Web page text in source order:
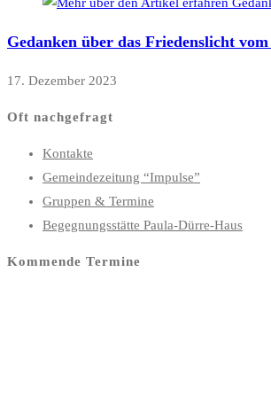
Gedanken über das Friedenslicht
17. Dezember 2023
Oft nachgefragt
Kontakte
Gemeindezeitung “Impulse”
Gruppen & Termine
Begegnungsstätte Paula-Dürre-Haus
Kommende Termine